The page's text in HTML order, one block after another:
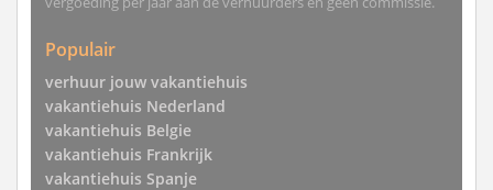
Populair
verhuur jouw vakantiehuis
vakantiehuis Nederland
vakantiehuis Belgie
vakantiehuis Frankrijk
vakantiehuis Spanje